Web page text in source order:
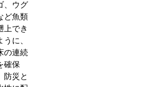
、ウグ
ど魚類
上でき
うに、
の連続
確保
防災と